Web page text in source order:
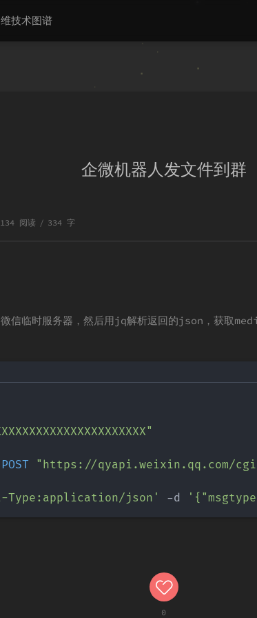
技术图谱
企微机器人发文件到群
134 阅读 / 334 字
信临时服务器，然后用jq解析返回的json，获取
"https://qyapi.weixin.qq.com/cgi-
Type:application/json' -d
0